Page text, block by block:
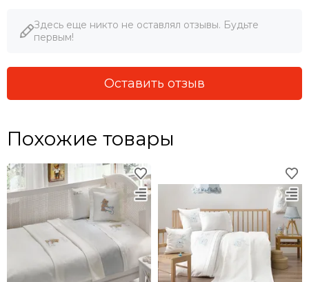
Здесь еще никто не оставлял отзывы. Будьте
первым!
Оставить отзыв
Похожие товары